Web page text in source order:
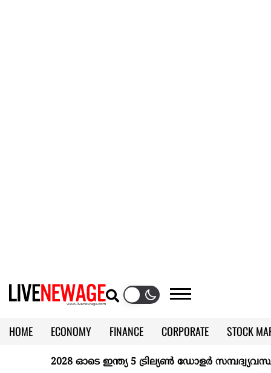
HOME ECONOMY FINANCE CORPORATE
STOCK
KERALA @70
2028 ഓടെ ഇന്ത്യ 5 ട്രില്യണ്‍ ഡോളര്‍